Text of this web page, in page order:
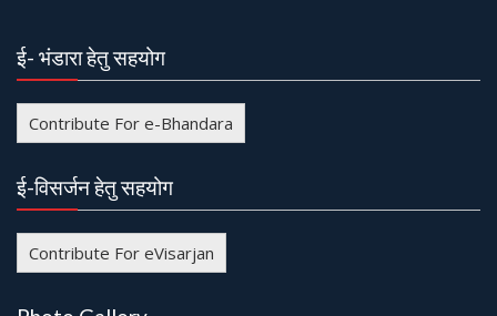
n
a
v
i
g
a
t
i
ई- भंडारा हेतु सहयोग
Contribute For e-Bhandara
ई-विसर्जन हेतु सहयोग
Contribute For eVisarjan